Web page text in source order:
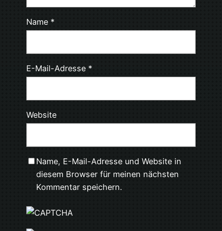
Name *
E-Mail-Adresse *
Website
Name, E-Mail-Adresse und Website in
diesem Browser für meinen nächsten
Kommentar speichern.